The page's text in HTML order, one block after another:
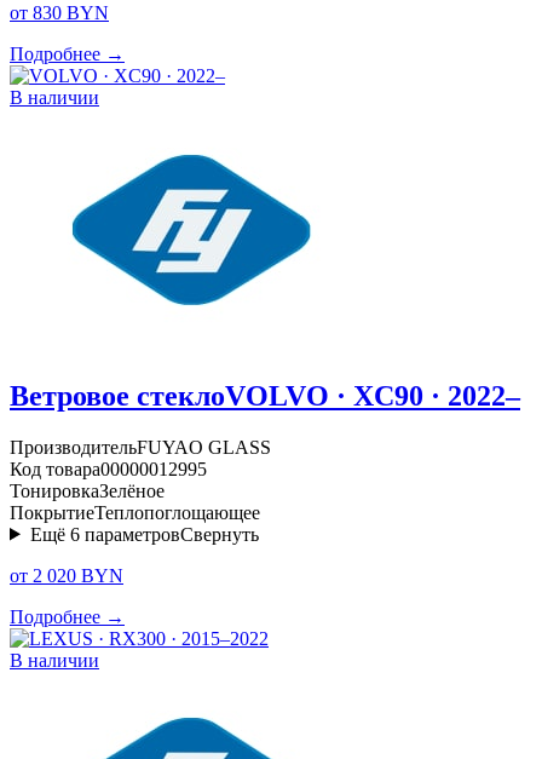
от 830 BYN
Подробнее →
В наличии
Ветровое стеклоVOLVO · XC90 · 2022–
ПроизводительFUYAO GLASS
Код товара00000012995
ТонировкаЗелёное
ПокрытиеТеплопоглощающее
Ещё 6 параметровСвернуть
от 2 020 BYN
Подробнее →
В наличии